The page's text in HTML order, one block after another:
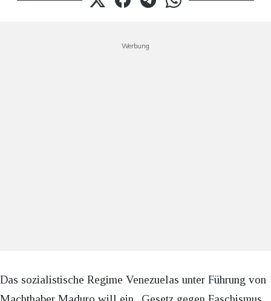
Werbung
Das sozialistische Regime Venezuelas unter Führung von